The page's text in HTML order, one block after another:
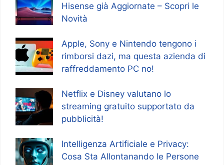
Hisense già Aggiornate – Scopri le
Novità
Apple, Sony e Nintendo tengono i
rimborsi dazi, ma questa azienda di
raffreddamento PC no!
Netflix e Disney valutano lo
streaming gratuito supportato da
pubblicità!
Intelligenza Artificiale e Privacy:
Cosa Sta Allontanando le Persone